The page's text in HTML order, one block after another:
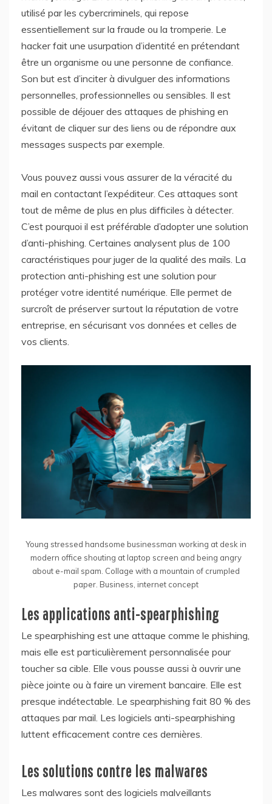
utilisé par les cybercriminels, qui repose
essentiellement sur la fraude ou la tromperie. Le
hacker fait une usurpation d’identité en prétendant
être un organisme ou une personne de confiance.
Son but est d’inciter à divulguer des informations
personnelles, professionnelles ou sensibles. Il est
possible de déjouer des attaques de phishing en
évitant de cliquer sur des liens ou de répondre aux
messages suspects par exemple.
Vous pouvez aussi vous assurer de la véracité du
mail en contactant l’expéditeur. Ces attaques sont
tout de même de plus en plus difficiles à détecter.
C’est pourquoi il est préférable d’adopter une solution
d’anti-phishing. Certaines analysent plus de 100
caractéristiques pour juger de la qualité des mails. La
protection anti-phishing est une solution pour
protéger votre identité numérique. Elle permet de
surcroît de préserver surtout la réputation de votre
entreprise, en sécurisant vos données et celles de
vos clients.
Young stressed handsome businessman working at desk in
modern office shouting at laptop screen and being angry
about e-mail spam. Collage with a mountain of crumpled
paper. Business, internet concept
Les applications anti-spearphishing
Le spearphishing est une attaque comme le phishing,
mais elle est particulièrement personnalisée pour
toucher sa cible. Elle vous pousse aussi à ouvrir une
pièce jointe ou à faire un virement bancaire. Elle est
presque indétectable. Le spearphishing fait 80 % des
attaques par mail. Les logiciels anti-spearphishing
luttent efficacement contre ces dernières.
Les solutions contre les malwares
Les malwares sont des logiciels malveillants